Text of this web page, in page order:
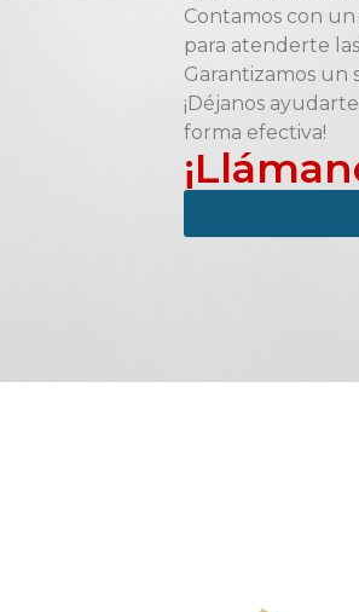
Contamos con
para atenderte
Garantizamos un
¡Déjanos
forma efectiva!